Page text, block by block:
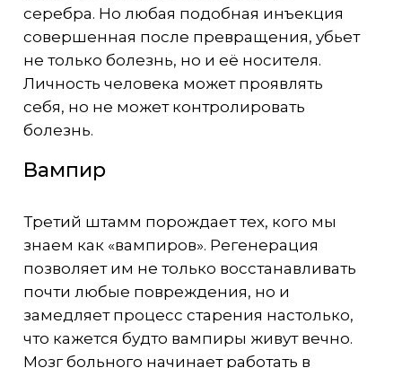
серебра. Но любая подобная инъекция
совершенная после превращения, убьет
не только болезнь, но и её носителя.
Личность человека может проявлять
себя, но не может контролировать
болезнь.
Вампир
Третий штамм порождает тех, кого мы
знаем как «вампиров». Регенерация
позволяет им не только восстанавливать
почти любые повреждения, но и
замедляет процесс старения настолько,
что кажется будто вампиры живут вечно.
Мозг больного начинает работать в